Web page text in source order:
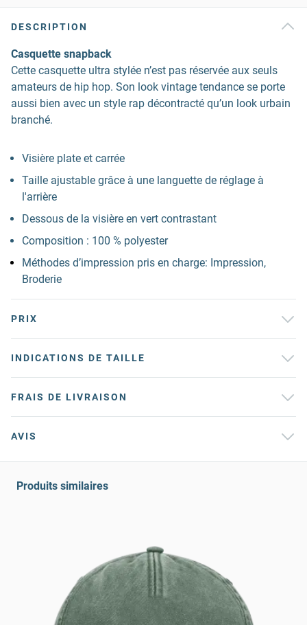
DESCRIPTION
Casquette snapback
Cette casquette ultra stylée n’est pas réservée aux seuls
amateurs de hip hop. Son look vintage tendance se porte
aussi bien avec un style rap décontracté qu’un look urbain
branché.
Visière plate et carrée
Taille ajustable grâce à une languette de réglage à
l'arrière
Dessous de la visière en vert contrastant
Composition : 100 % polyester
Méthodes d’impression pris en charge: Impression,
Broderie
PRIX
INDICATIONS DE TAILLE
FRAIS DE LIVRAISON
AVIS
Produits similaires